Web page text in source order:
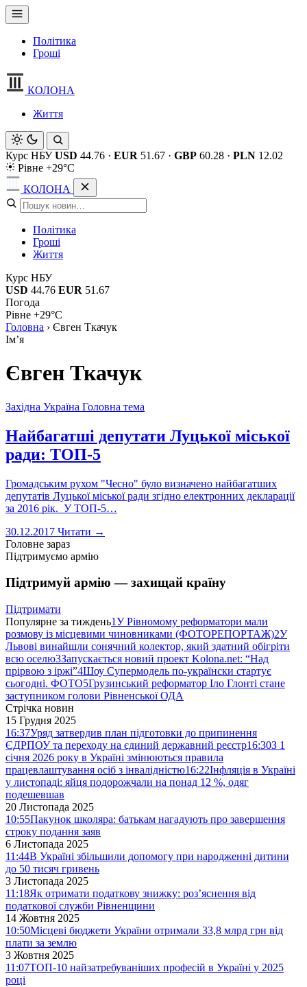
Політика
Гроші
КОЛОНА
Життя
Курс НБУ USD 44.76 · EUR 51.67 · GBP 60.28 · PLN 12.02
Рівне +29°C
КОЛОНА
Політика
Гроші
Життя
Курс НБУ
USD 44.76 EUR 51.67
Погода
Рівне +29°C
Головна › Євген Ткачук
Імʼя
Євген Ткачук
Західна Україна Головна тема
Найбагатші депутати Луцької міської
ради: ТОП-5
Громадським рухом "Чесно" було визначено найбагатших
депутатів Луцької міської ради згідно електронних декларації
за 2016 рік. У ТОП-5…
30.12.2017 Читати →
Головне зараз
Підтримуємо армію
Підтримуй армію — захищай країну
Підтримати
Популярне за тиждень1У Рівномому реформатори мали
розмову із місцевими чиновниками (ФОТОРЕПОРТАЖ)2У
Львові винайшли сонячний колектор, який здатний обігріти
всю оселю3Запускається новий проект Kolona.net: “Над
прірвою з іржі”4Шоу Супермодель по-українски стартує
сьогодні. ФОТО5Грузинський реформатор Іло Глонті стане
заступником голови Рівненської ОДА
Стрічка новин
15 Грудня 2025
16:37Уряд затвердив план підготовки до припинення
ЄДРПОУ та переходу на єдиний державний реєстр16:30З 1
січня 2026 року в Україні змінюються правила
працевлаштування осіб з інвалідністю16:22Інфляція в Україні
у листопаді: яйця подорожчали на понад 12 %, одяг
подешевшав
20 Листопада 2025
10:55Пакунок школяра: батькам нагадують про завершення
строку подання заяв
6 Листопада 2025
11:44В Україні збільшили допомогу при народженні дитини
до 50 тисяч гривень
3 Листопада 2025
11:18Як отримати податкову знижку: роз’яснення від
податкової служби Рівненщини
14 Жовтня 2025
10:50Місцеві бюджети України отримали 33,8 млрд грн від
плати за землю
3 Жовтня 2025
11:07ТОП-10 найзатребуваніших професій в Україні у 2025
році